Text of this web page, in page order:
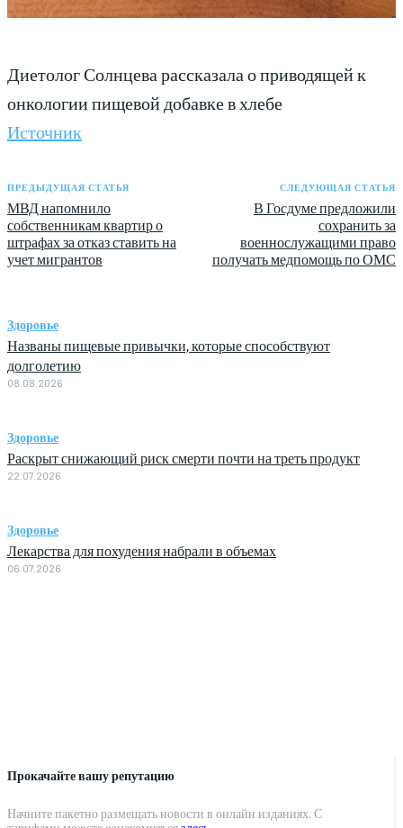
Прокачайте вашу репутацию
Начните пакетно размещать новости в онлайн изданиях. С
Диетолог Солнцева рассказала о приводящей к
онкологии пищевой добавке в хлебе
Источник
ПРЕДЫДУЩАЯ СТАТЬЯ
МВД напомнило
собственникам квартир о
штрафах за отказ ставить на
учет мигрантов
СЛЕДУЮЩАЯ СТАТЬЯ
В Госдуме предложили
сохранить за
военнослужащими право
получать медпомощь по ОМС
Здоровье
Названы пищевые привычки, которые способствуют
долголетию
08.08.2026
Здоровье
Раскрыт снижающий риск смерти почти на треть продукт
22.07.2026
Здоровье
Лекарства для похудения набрали в объемах
06.07.2026